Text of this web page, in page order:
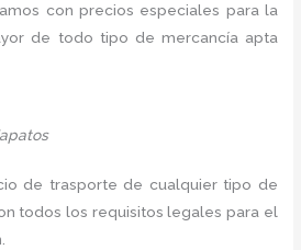
con precios especiales para la
de todo tipo de mercancía apta
de trasporte de cualquier tipo de
todos los requisitos legales para el